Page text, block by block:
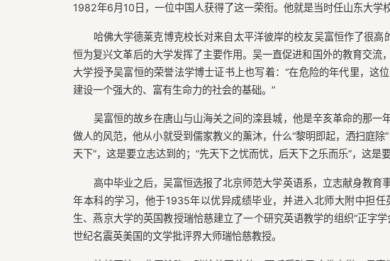
1982年6月10日，一位中国人获得了这一荣衔。他就是当时任山东大学
哈佛大学德莱克博克校长对来自太平洋彼岸的校友吴富恒作了很
恒为复兴文革后的大学发挥了主要作用。吴一直促进和国外的教育交
大学授予吴富恒的荣誉法学博士证书上也写着：“在危险的年代里，这
建设一个强大的、富有生命力的社会的基础。”
吴富恒的故乡在唐山与山海关之间的滦县城，他是辛亥革命的那一
做人的风范，他从小就受到儒家教义的薰沐，什么“黎明即起，洒扫庭
天下”，这是要立志达到的；“先天下之忧而忧，后天下之乐而乐”，这
高中毕业之后，吴富恒选报了北京师范大学英语系，立志献身教育
年本科的学习，他于1935年以优异成绩毕业，并进入北师大附中担
生、燕京大学的英国教授瑞恰慈建立了一个研究英语教学的组织“正字
世纪名震英美国的文学批评界大师瑞恰慈教授。